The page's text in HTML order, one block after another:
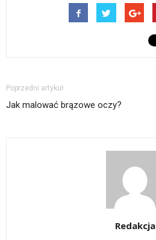
Poprzedni artykuł
Jak malować brązowe oczy?
Redakcja